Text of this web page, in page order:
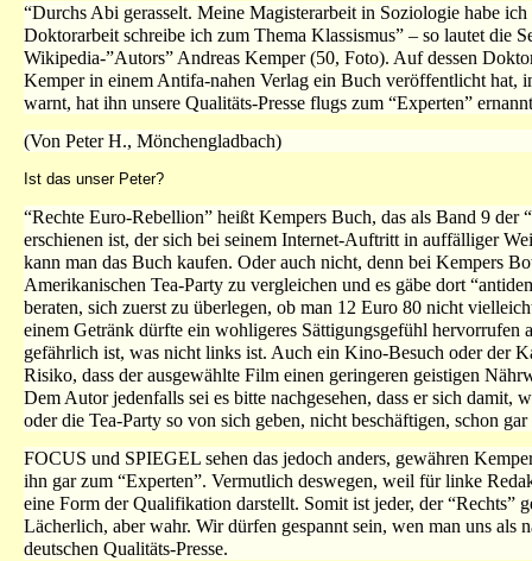
“Durchs Abi gerasselt. Meine Magisterarbeit in Soziologie habe
Doktorarbeit schreibe ich zum Thema Klassismus” – so lautet die
Wikipedia-”Autors” Andreas Kemper (50, Foto). Auf dessen
Kemper in einem Antifa-nahen Verlag ein Buch veröffentlicht
warnt, hat ihn unsere Qualitäts-Presse flugs zum “Experten”
(Von Peter H., Mönchengladbach)
Ist das unser Peter?
“Rechte Euro-Rebellion” heißt Kempers Buch, das als Band 9
erschienen ist, der sich bei seinem Internet-Auftritt in auffälliger
kann man das Buch kaufen. Oder auch nicht, denn bei Kempers
Amerikanischen Tea-Party zu vergleichen und es gäbe dort
beraten, sich zuerst zu überlegen, ob man 12 Euro 80 nicht
einem Getränk dürfte ein wohligeres Sättigungsgefühl hervorrufen
gefährlich ist, was nicht links ist. Auch ein Kino-Besuch oder der
Risiko, dass der ausgewählte Film einen geringeren geistigen
Dem Autor jedenfalls sei es bitte nachgesehen, dass er sich
oder die Tea-Party so von sich geben, nicht beschäftigen, schon
FOCUS und SPIEGEL sehen das jedoch anders, gewähren
ihn gar zum “Experten”. Vermutlich deswegen, weil für linke
eine Form der Qualifikation darstellt. Somit ist jeder, der “Rechts”
Lächerlich, aber wahr. Wir dürfen gespannt sein, wen man uns als
deutschen Qualitäts-Presse.